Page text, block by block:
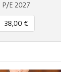
P/E 2027
38,00 €